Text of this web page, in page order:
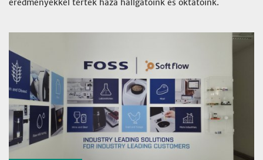
eredményekkel tértek haza hallgatóink és oktatóink.